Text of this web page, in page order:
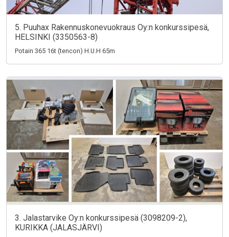
5. Puuhax Rakennuskonevuokraus Oy:n konkurssipesä,
HELSINKI (3350563-8)
Potain 365 16t (tencon) H.U.H 65m
3. Jalastarvike Oy:n konkurssipesä (3098209-2),
KURIKKA (JALASJÄRVI)